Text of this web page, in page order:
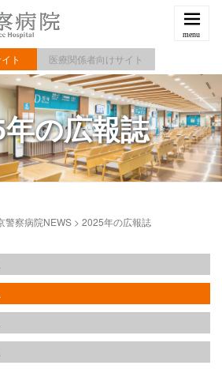
ト 医療関係者向けサイト
の広報誌
警察病院NEWS > 2025年の広報誌